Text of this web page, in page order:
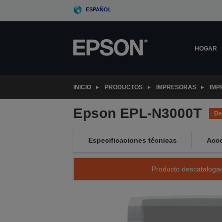
ESPAÑOL
HOGAR
INICIO PRODUCTOS IMPRESORAS
Epson EPL-N3000T
Especificaciones técnicas
Producto